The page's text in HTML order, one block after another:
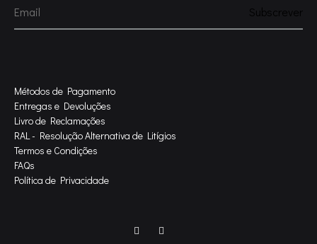
Métodos de Pagamento
Entregas e Devoluções
Livro de Reclamações
RAL - Resolução Alternativa de Litígios
Termos e Condições
FAQs
Política de Privacidade
Facebook